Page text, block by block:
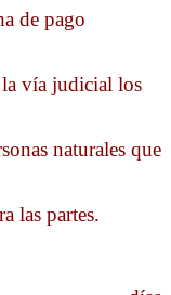
de pago
la vía judicial los
naturales que
las partes.